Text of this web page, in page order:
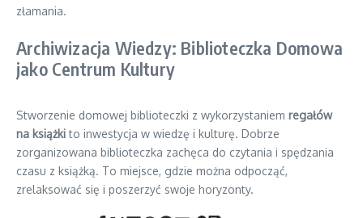
złamania.
Archiwizacja Wiedzy: Biblioteczka Domowa
jako Centrum Kultury
Stworzenie domowej biblioteczki z wykorzystaniem regałów
na książkito inwestycja w wiedzę i kulturę. Dobrze
zorganizowana biblioteczka zachęca do czytania i spędzania
czasu z książką. To miejsce, gdzie można odpocząć,
zrelaksować się i poszerzyć swoje horyzonty.